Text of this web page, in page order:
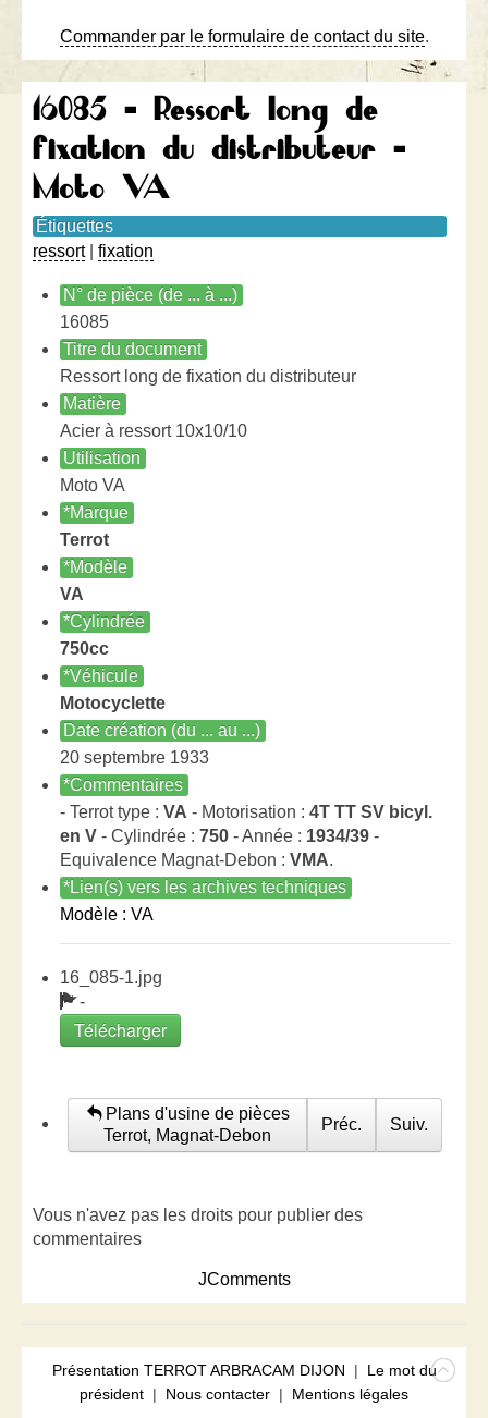
Commander par le formulaire de contact du site.
16085 - Ressort long de
fixation du distributeur -
Moto VA
Étiquettes
ressort| fixation
N° de pièce (de ... à ...)
16085
Titre du document
Ressort long de fixation du distributeur
Matière
Acier à ressort 10x10/10
Utilisation
Moto VA
*Marque
Terrot
*Modèle
VA
*Cylindrée
750cc
*Véhicule
Motocyclette
Date création (du ... au ...)
20 septembre 1933
*Commentaires
- Terrot type : VA - Motorisation : 4T TT SV bicyl.
en V - Cylindrée : 750 - Année : 1934/39 -
Equivalence Magnat-Debon : VMA.
*Lien(s) vers les archives techniques
Modèle : VA
16_085-1.jpg
-
Télécharger
Plans d'usine de pièces
Terrot, Magnat-Debon
Préc. Suiv.
Vous n'avez pas les droits pour publier des
commentaires
JComments
Présentation TERROT ARBRACAM DIJON | Le mot du
président | Nous contacter | Mentions légales